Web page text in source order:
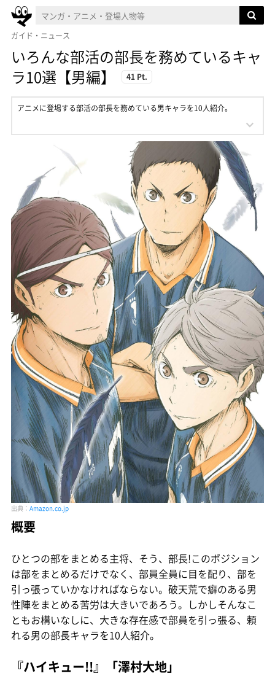
ガイド・ニュース
いろんな部活の部長を務めているキャ
ラ10選【男編】
41 Pt.
アニメに登場する部活の部長を務めている男キャラを10人紹介。
出典： Amazon.co.jp
概要
ひとつの部をまとめる主将、そう、部長!このポジション
は部をまとめるだけでなく、部員全員に目を配り、部を
引っ張っていかなければならない。破天荒で癖のある男
性陣をまとめる苦労は大きいであろう。しかしそんなこ
ともお構いなしに、大きな存在感で部員を引っ張る、頼
れる男の部長キャラを10人紹介。
『ハイキュー!!』「澤村大地」